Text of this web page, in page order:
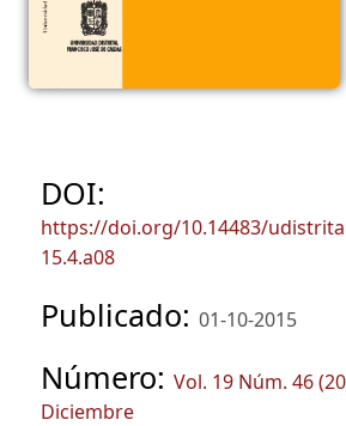
DOI:
https://doi.org/10.14483/
15.4.a08
Publicado: 01-10-2015
Número: Vol. 19 Núm. 46
Diciembre